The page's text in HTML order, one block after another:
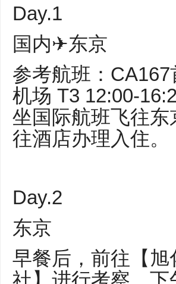
Day.1
国内✈东京
参考航班：
机场 T3 12:00-
坐国际航班飞往
往酒店办理入住。
Day.2
东京
早餐后，前往【